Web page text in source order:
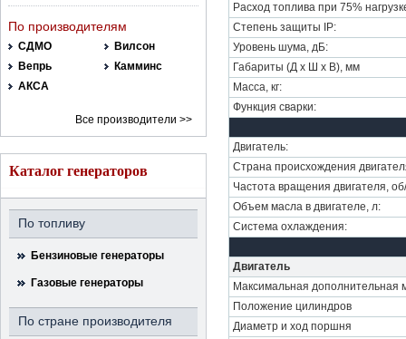
По производителям
СДМО
Вилсон
Вепрь
Камминс
АКСА
Все производители >>
Каталог генераторов
По топливу
Бензиновые генераторы
Газовые генераторы
По стране производителя
Расход топлива при 75%
Степень защиты IP:
Уровень шума, дБ:
Габариты (Д х Ш х В), мм
Масса, кг:
Функция сварки:
Двигатель:
Страна происхождения
Частота вращения двигателя,
Объем масла в двигателе, л:
Система охлаждения:
Двигатель
Максимальная дополнительная
Положение цилиндров
Диаметр и ход поршня